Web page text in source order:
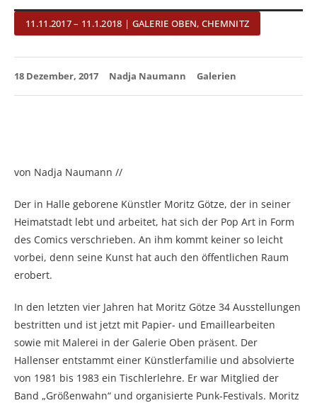
11.11.2017 – 11.1.2018 | GALERIE OBEN, CHEMNITZ
18 Dezember, 2017 Nadja Naumann Galerien
von Nadja Naumann //
Der in Halle geborene Künstler Moritz Götze, der in seiner
Heimatstadt lebt und arbeitet, hat sich der Pop Art in Form
des Comics verschrieben. An ihm kommt keiner so leicht
vorbei, denn seine Kunst hat auch den öffentlichen Raum
erobert.
In den letzten vier Jahren hat Moritz Götze 34 Ausstellungen
bestritten und ist jetzt mit Papier- und Emaillearbeiten
sowie mit Malerei in der Galerie Oben präsent. Der
Hallenser entstammt einer Künstlerfamilie und absolvierte
von 1981 bis 1983 ein Tischlerlehre. Er war Mitglied der
Band „Größenwahn“ und organisierte Punk-Festivals. Moritz